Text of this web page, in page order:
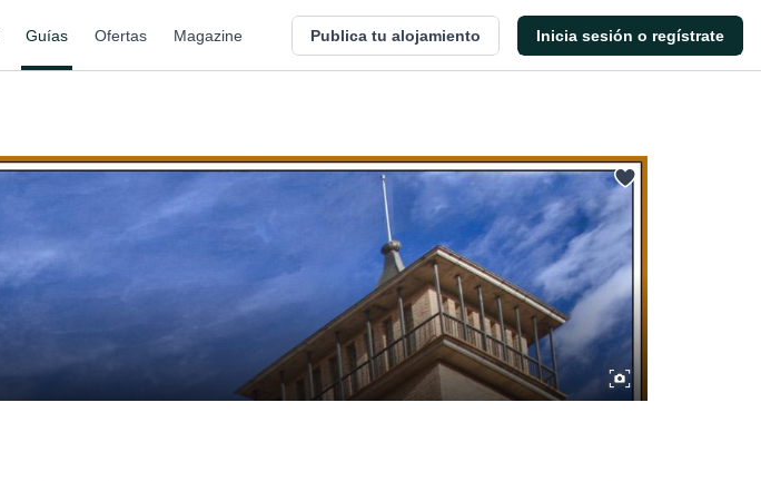
Guías Ofertas Magazine Publica tu alojamiento Inicia sesión o regístrate